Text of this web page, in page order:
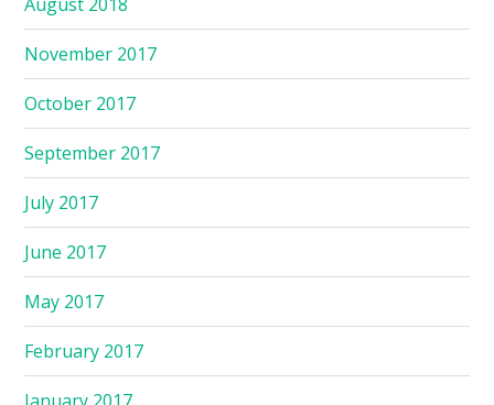
November 2017
October 2017
September 2017
July 2017
June 2017
May 2017
February 2017
January 2017